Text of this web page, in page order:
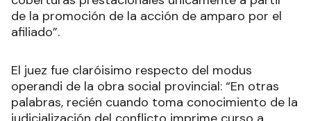
de la promoción de la acción de amparo por el
afiliado”.
El juez fue claróisimo respecto del modus
operandi de la obra social provincial: “En otras
palabras, recién cuando toma conocimiento de la